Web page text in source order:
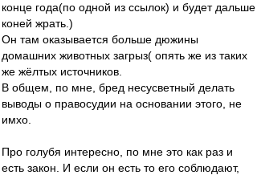
конце года(по одной из ссылок) и будет дальше
коней жрать.)
Он там оказывается больше дюжины
домашних животных загрыз( опять же из таких
же жёлтых источников.
В общем, по мне, бред несусветный делать
выводы о правосудии на основании этого, не
имхо.
Про голубя интересно, по мне это как раз и
есть закон. И если он есть то его соблюдают,